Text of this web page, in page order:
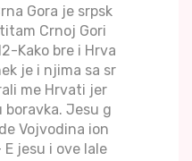
Gora je srpsk
Crnoj Gori
Kako bre i Hrva
je i njima sa sr
me Hrvati jer
Jesu g
Vojvodina ion
jesu i ove IaIe